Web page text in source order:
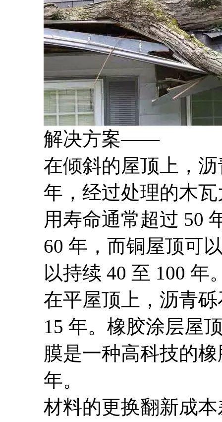
解决方案——
在倾斜的屋顶上，
年，经过处理的木
用寿命通常超过 50
60 年，而铜屋顶可
以持续 40 至 100 年
在平屋顶上，沥青
15 年。橡胶涂层屋
膜是一种高科技的
年。
材料的更换翻新成